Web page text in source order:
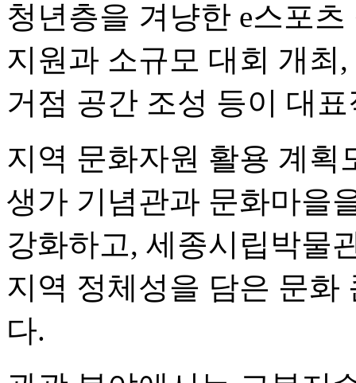
청년층을 겨냥한 e스포
지원과 소규모 대회 개최
거점 공간 조성 등이 대
지역 문화자원 활용 계획
생가 기념관과 문화마을
강화하고, 세종시립박물
지역 정체성을 담은 문화
다.